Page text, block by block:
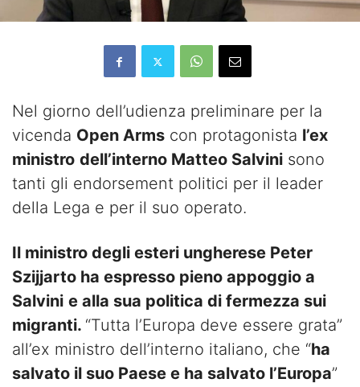
Nel giorno dell’udienza preliminare per la
vicenda Open Arms con protagonista l’ex
ministro dell’interno Matteo Salvini sono
tanti gli endorsement politici per il leader
della Lega e per il suo operato.
Il ministro degli esteri ungherese Peter
Szijjarto ha espresso pieno appoggio a
Salvini e alla sua politica di fermezza sui
migranti. “Tutta l’Europa deve essere grata”
all’ex ministro dell’interno italiano, che “ha
salvato il suo Paese e ha salvato l’Europa”